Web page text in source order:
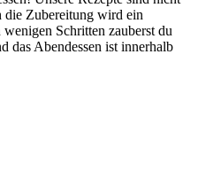
die Zubereitung wird ein
Schritten zauberst du
das Abendessen ist innerhalb